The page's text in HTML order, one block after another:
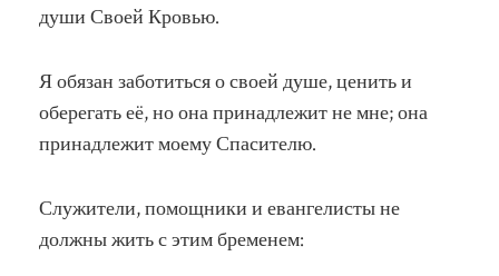
души Своей Кровью.
Я обязан заботиться о своей душе, ценить и
оберегать её, но она принадлежит не мне; она
принадлежит моему Спасителю.
Служители, помощники и евангелисты не
должны жить с этим бременем: